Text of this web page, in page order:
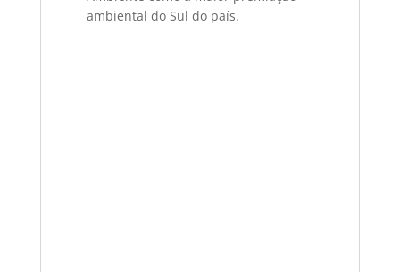
ambiental do Sul do país.